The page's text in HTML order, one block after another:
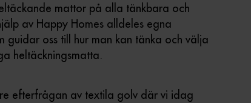
mattor på alla tänkbara och
av Happy Homes alldeles egna
guidar oss till hur man kan tänka och välja
heltäckningsmatta.
efterfrågan av textila golv där vi idag